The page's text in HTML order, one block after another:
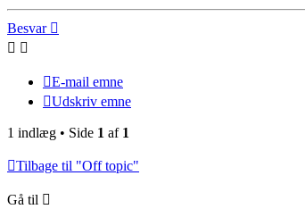
Besvar
E-mail emne
Udskriv emne
1 indlæg • Side 1 af 1
Tilbage til "Off topic"
Gå til